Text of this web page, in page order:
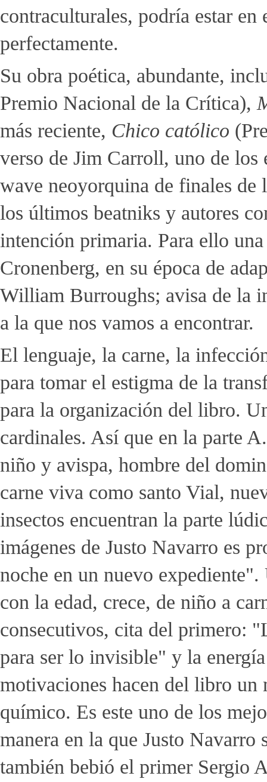
contraculturales, podría estar
perfectamente.
Su obra poética, abundante,
Premio Nacional de la Crítica),
más reciente, Chico católico
verso de Jim Carroll, uno de los
wave neoyorquina de finales de
los últimos beatniks y autores
intención primaria. Para ello
Cronenberg, en su época de
William Burroughs; avisa de la
a la que nos vamos a encontrar.
El lenguaje, la carne, la
para tomar el estigma de la
para la organización del libro.
cardinales. Así que en la parte
niño y avispa, hombre del
carne viva como santo Vial,
insectos encuentran la parte
imágenes de Justo Navarro es
noche en un nuevo
con la edad, crece, de niño a
consecutivos, cita del primero:
para ser lo invisible" y la
motivaciones hacen del libro
químico. Es este uno de los
manera en la que Justo
también bebió el primer Sergio